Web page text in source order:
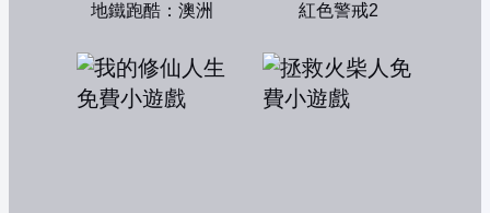
地鐵跑酷：澳洲 紅色警戒2